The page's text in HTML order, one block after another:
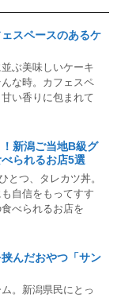
スペースのあるケ
ぶ美味しいケーキ
な時。カフェスペ
い香りに包まれて
新潟ご当地B級グ
られるお店5選
とつ、タレカツ丼。
自信をもってすす
べられるお店を
んだおやつ「サン
。新潟県民にとっ